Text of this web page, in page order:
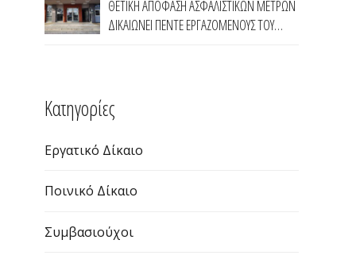
ΘΕΤΙΚΗ ΑΠΟΦΑΣΗ ΑΣΦΑΛΙΣΤΙΚΩΝ ΜΕΤΡΩΝ
ΔΙΚΑΙΩΝΕΙ ΠΕΝΤΕ ΕΡΓΑΖΟΜΕΝΟΥΣ ΤΟΥ
Kατηγορίες
Εργατικό Δίκαιο
Ποινικό Δίκαιο
Συμβασιούχοι